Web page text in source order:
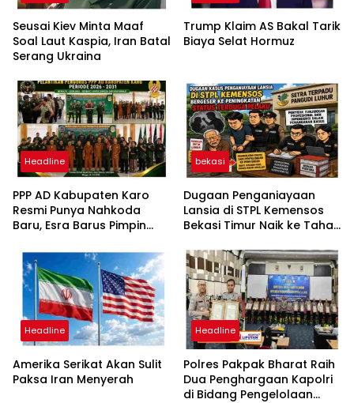
Seusai Kiev Minta Maaf
Soal Laut Kaspia, Iran Batal
Serang Ukraina
Trump Klaim AS Bakal Tarik
Biaya Selat Hormuz
Headline
PPP AD Kabupaten Karo
Resmi Punya Nahkoda
Baru, Esra Barus Pimpin
bekasi
Dugaan Penganiayaan
Lansia di STPL Kemensos
Bekasi Timur Naik ke Tahap
Minta Proses Transparan
dan Bebas Intervensi
Headline
Amerika Serikat Akan Sulit
Paksa Iran Menyerah
Headline
Polres Pakpak Bharat Raih
Dua Penghargaan Kapolri
di Bidang Pengelolaan